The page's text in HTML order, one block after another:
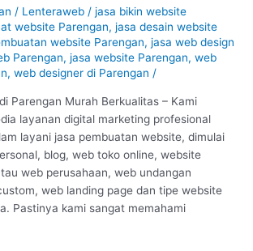
/ Lenteraweb /jasa bikin website
website Parengan,jasa desain website
website Parengan,jasa web design
Parengan,jasa website Parengan,web
,web designer di Parengan /
Parengan Murah Berkualitas – Kami
layanan digital marketing profesional
layani jasa pembuatan website, dimulai
blog, web toko online, website
web perusahaan, web undangan
web landing page dan tipe website
Pastinya kami sangat memahami